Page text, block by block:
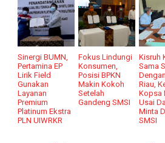
Sinergi BUMN,
Pertamina EP
Lirik Field
Gunakan
Layanan
Premium
Platinum Ekstra
PLN UIWRKR
Fokus Lindungi
Konsumen,
Posisi BPKN
Makin Kokoh
Setelah
Gandeng SMSI
Kisruh
Sama
Riau,
Kopsa
Usai
Minta
SMSI